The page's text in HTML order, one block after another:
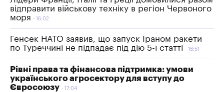
відправити військову техніку в регіон Червоного
моря
16:02
Генсек НАТО заявив, що запуск Іраном ракети
по Туреччині не підпадає під дію 5-ї статті
16:51
Рівні права та фінансова підтримка: умови
українського агросектору для вступу до
Євросоюзу
17:04